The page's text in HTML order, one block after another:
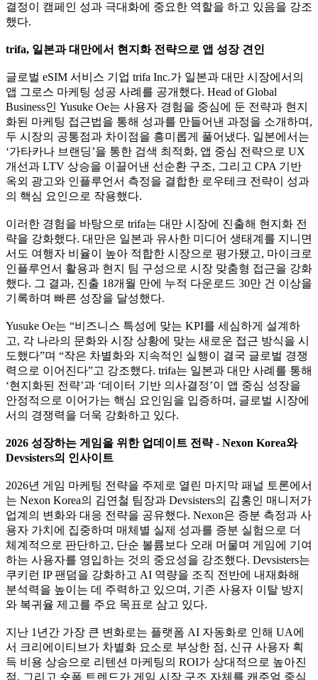
결정이 캠페인 성과 극대화에 중요한 역할을 하고 있음을 강조
했다.
trifa, 일본과 대만에서 현지화 전략으로 앱 성장 견인
글로벌 eSIM 서비스 기업 trifa Inc.가 일본과 대만 시장에서의
앱 그로스 마케팅 성공 사례를 공개했다. Head of Global
Business인 Yusuke Oe는 사용자 경험을 중심에 둔 전략과 현지
화된 마케팅 접근법을 통해 성과를 만들어낸 과정을 소개하며,
두 시장의 공통점과 차이점을 흥미롭게 풀어냈다. 일본에서는
‘가타카나 브랜딩’을 통한 검색 최적화, 앱 중심 전략으로 UX
개선과 LTV 상승을 이끌어낸 선순환 구조, 그리고 CPA 기반
옥외 광고와 인플루언서 측정을 결합한 로우테크 전략이 성과
의 핵심 요인으로 작용했다.
이러한 경험을 바탕으로 trifa는 대만 시장에 진출해 현지화 전
략을 강화했다. 대만은 일본과 유사한 미디어 생태계를 지니면
서도 여행자 비율이 높아 적합한 시장으로 평가됐고, 마이크로
인플루언서 활용과 현지 팀 구성으로 시장 맞춤형 접근을 강화
했다. 그 결과, 진출 18개월 만에 누적 다운로드 30만 건 이상을
기록하며 빠른 성장을 달성했다.
Yusuke Oe는 “비즈니스 특성에 맞는 KPI를 세심하게 설계하
고, 각 나라의 문화와 시장 상황에 맞는 새로운 접근 방식을 시
도했다”며 “작은 차별화와 지속적인 실행이 결국 글로벌 경쟁
력으로 이어진다”고 강조했다. trifa는 일본과 대만 사례를 통해
‘현지화된 전략’과 ‘데이터 기반 의사결정’이 앱 중심 성장을
안정적으로 이어가는 핵심 요인임을 입증하며, 글로벌 시장에
서의 경쟁력을 더욱 강화하고 있다.
2026 성장하는 게임을 위한 업데이트 전략 - Nexon Korea와
Devsisters의 인사이트
2026년 게임 마케팅 전략을 주제로 열린 마지막 패널 토론에서
는 Nexon Korea의 김연철 팀장과 Devsisters의 김홍인 매니저가
업계의 변화와 대응 전략을 공유했다. Nexon은 증분 측정과 사
용자 가치에 집중하며 매체별 실제 성과를 증분 실험으로 더
체계적으로 판단하고, 단순 볼륨보다 오래 머물며 게임에 기여
하는 사용자를 영입하는 것의 중요성을 강조했다. Devsisters는
쿠키런 IP 팬덤을 강화하고 AI 역량을 조직 전반에 내재화해
분석력을 높이는 데 주력하고 있으며, 기존 사용자 이탈 방지
와 복귀율 제고를 주요 목표로 삼고 있다.
지난 1년간 가장 큰 변화로는 플랫폼 AI 자동화로 인해 UA에
서 크리에이티브가 차별화 요소로 부상한 점, 신규 사용자 획
득 비용 상승으로 리텐션 마케팅의 ROI가 상대적으로 높아진
점, 그리고 숏폼 트렌드가 게임 시장 구조 자체를 캐주얼 중심